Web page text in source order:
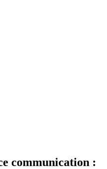
communication :